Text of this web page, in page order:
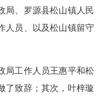
局、罗源县松山镇人民
人员、以及松山镇留守
局工作人员王惠平和松
了致辞；其次， 叶梓璇